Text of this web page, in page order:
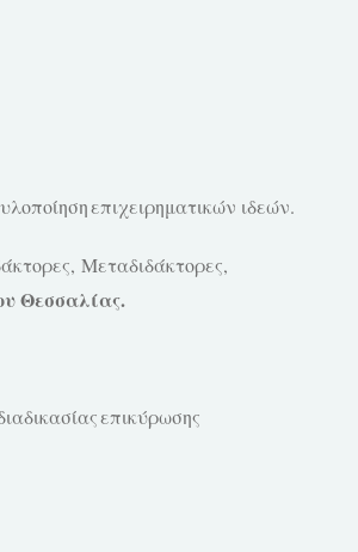
επιχειρηματικών ιδεών.
Μεταδιδάκτορες,
Θεσσαλίας.
επικύρωσης